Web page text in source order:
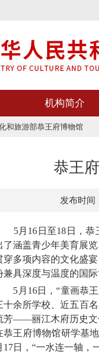
机构简介
和旅游部恭王府博物馆
恭王
发布时间
月16日至18日，恭
了涵盖青少年美育展
穿多项内容的文化盛
兼具深度与温度的国际
月16日，“童画恭王
十余所学校、近五百
芳——丽江木府历史文
恭王府博物馆研学基
17日，“一水连一轴